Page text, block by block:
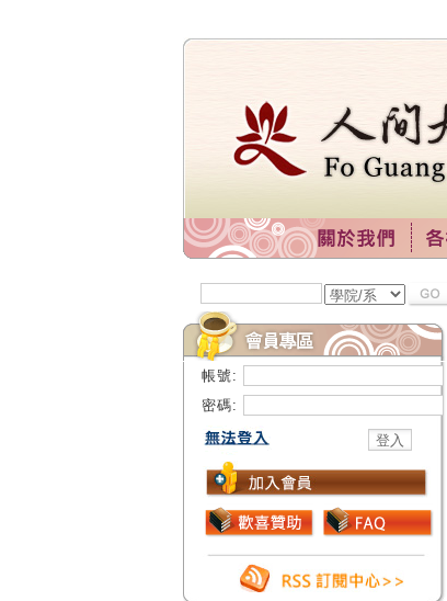
帳號:
密碼: